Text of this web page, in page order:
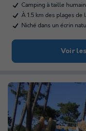
Camping à taille
À 1.5 km des plages de
Niché dans un écrin
Voir